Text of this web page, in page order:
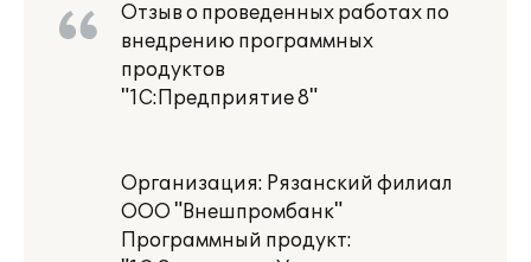
Отзыв о проведенных работах по
внедрению программных
продуктов
"1С:Предприятие 8"
Организация: Рязанский филиал
ООО "Внешпромбанк"
Программный продукт: